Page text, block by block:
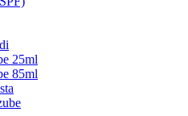
25ml
85ml